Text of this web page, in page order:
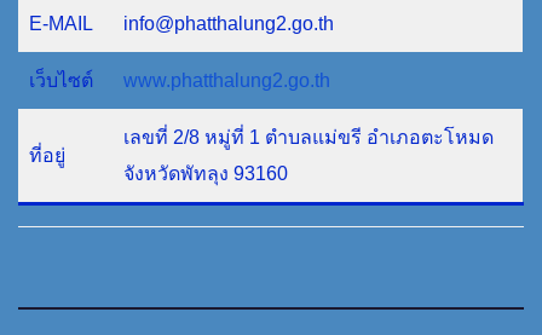
E-MAIL info@phatthalung2.go.th
เว็บไซต์ www.phatthalung2.go.th
ที่อยู่
เลขที่ 2/8 หมู่ที่ 1 ตำบลแม่ขรี อำเภอตะโหมด
จังหวัดพัทลุง 93160